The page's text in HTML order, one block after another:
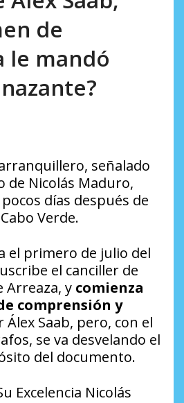
de
le mandó
señalado
de Nicolás Maduro,
días después de
Verde.
el primero de julio del
el canciller de
Arreaza, y comienza
comprensión y
Álex Saab, pero, con el
se va desvelando el
del documento.
Excelencia Nicolás